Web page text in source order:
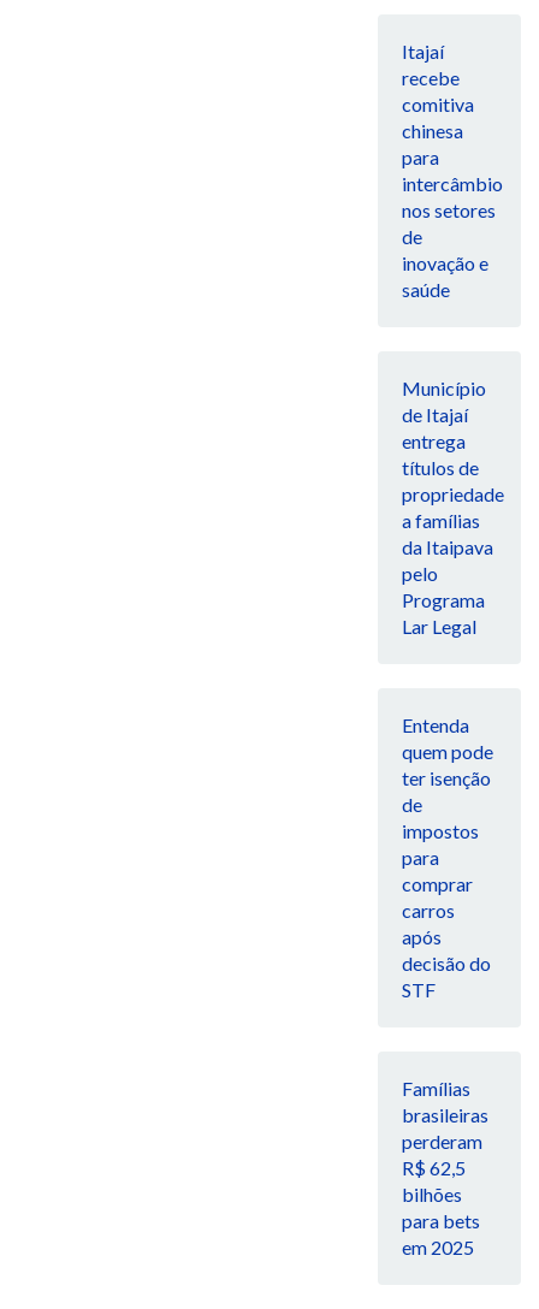
Itajaí
recebe
comitiva
chinesa
para
intercâmbio
nos setores
de
inovação e
saúde
Município
de Itajaí
entrega
títulos de
propriedade
a famílias
da Itaipava
pelo
Programa
Lar Legal
Entenda
quem pode
ter isenção
de
impostos
para
comprar
carros
após
decisão do
STF
Famílias
brasileiras
perderam
R$ 62,5
bilhões
para bets
em 2025